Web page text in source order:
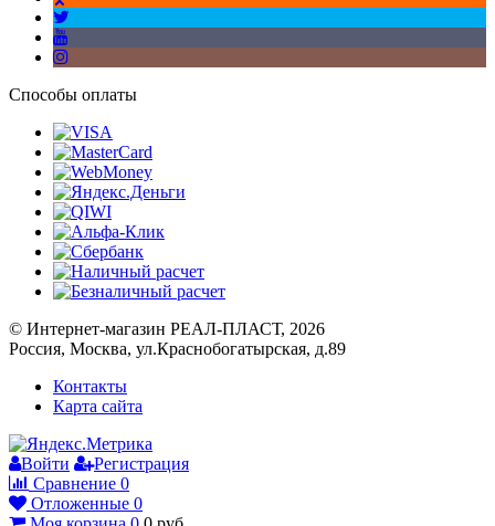
Способы оплаты
© Интернет-магазин РЕАЛ-ПЛАСТ, 2026
Россия, Москва, ул.Краснобогатырская, д.89
Контакты
Карта сайта
Войти
Регистрация
Сравнение 0
Отложенные 0